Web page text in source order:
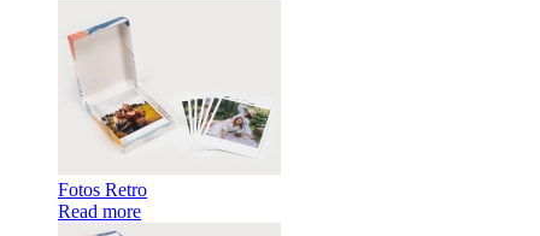
Fotos Retro
Read more